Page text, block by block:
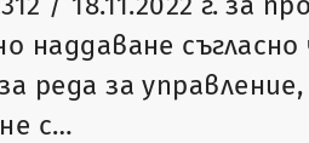
наддаване съгласно
реда за
с…